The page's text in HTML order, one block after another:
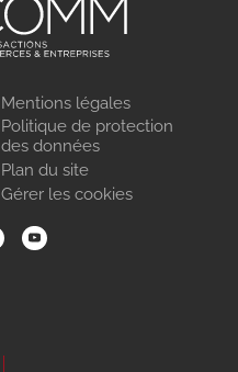
Mentions légales
Politique de protection
des données
Plan du site
Gérer les cookies